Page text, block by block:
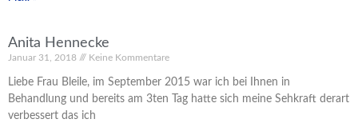
Anita Hennecke
Januar 31, 2018 Keine Kommentare
Liebe Frau Bleile, im September 2015 war ich bei Ihnen in
Behandlung und bereits am 3ten Tag hatte sich meine Sehkraft derart
verbessert das ich